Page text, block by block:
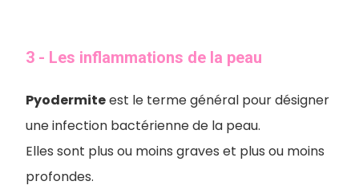
3 - Les inflammations de la peau
Pyodermiteest le terme général pour désigner
une infection bactérienne de la peau.
Elles sont plus ou moins graves et plus ou moins
profondes.